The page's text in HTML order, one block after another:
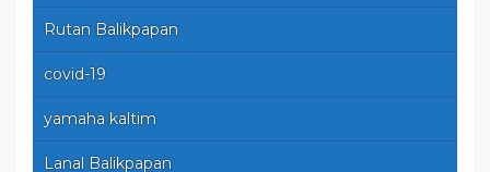
Rutan Balikpapan
covid-19
yamaha kaltim
Lanal Balikpapan